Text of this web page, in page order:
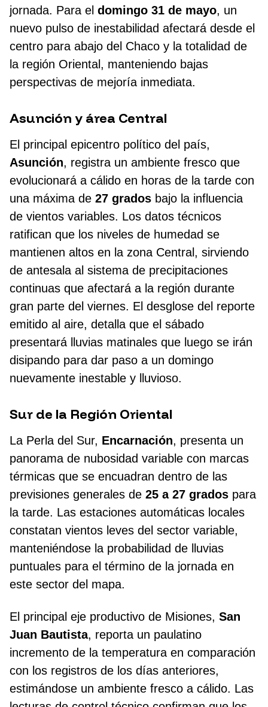
jornada. Para el domingo 31 de mayo, un
nuevo pulso de inestabilidad afectará desde el
centro para abajo del Chaco y la totalidad de
la región Oriental, manteniendo bajas
perspectivas de mejoría inmediata.
Asunción y área Central
El principal epicentro político del país,
Asunción, registra un ambiente fresco que
evolucionará a cálido en horas de la tarde con
una máxima de 27 grados bajo la influencia
de vientos variables. Los datos técnicos
ratifican que los niveles de humedad se
mantienen altos en la zona Central, sirviendo
de antesala al sistema de precipitaciones
continuas que afectará a la región durante
gran parte del viernes. El desglose del reporte
emitido al aire, detalla que el sábado
presentará lluvias matinales que luego se irán
disipando para dar paso a un domingo
nuevamente inestable y lluvioso.
Sur de la Región Oriental
La Perla del Sur, Encarnación, presenta un
panorama de nubosidad variable con marcas
térmicas que se encuadran dentro de las
previsiones generales de 25 a 27 grados para
la tarde. Las estaciones automáticas locales
constatan vientos leves del sector variable,
manteniéndose la probabilidad de lluvias
puntuales para el término de la jornada en
este sector del mapa.
El principal eje productivo de Misiones, San
Juan Bautista, reporta un paulatino
incremento de la temperatura en comparación
con los registros de los días anteriores,
estimándose un ambiente fresco a cálido. Las